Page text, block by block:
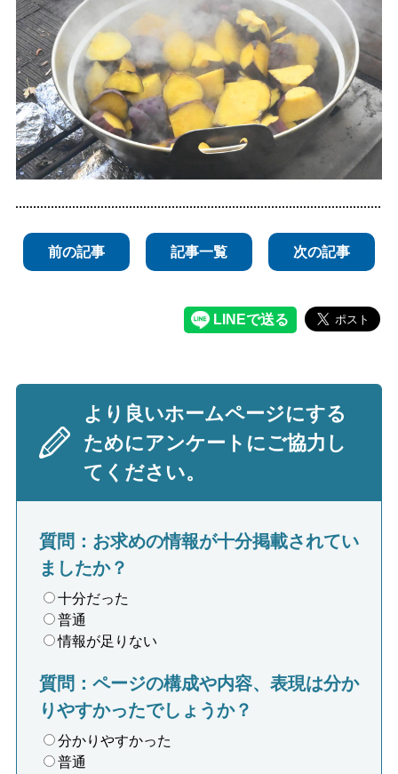
前の記事 記事一覧 次の記事
より良いホームページにする
ためにアンケートにご協力し
てください。
質問：お求めの情報が十分掲載されてい
ましたか？
十分だった
普通
情報が足りない
質問：ページの構成や内容、表現は分か
りやすかったでしょうか？
分かりやすかった
普通